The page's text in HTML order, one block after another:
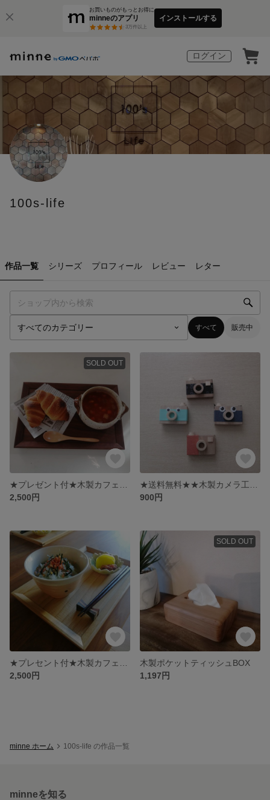
お買いものがもっとお得に
minneのアプリ
3万件以上
インストールする
ログイン
100s-life
作品一覧 シリーズ プロフィール レビュー レター
すべて 販売中
SOLD OUT
2,500円
900円
2,500円
SOLD OUT
木製ポケットティッシュBOX
1,197円
minne ホーム 100s-life の作品一覧
minneを知る